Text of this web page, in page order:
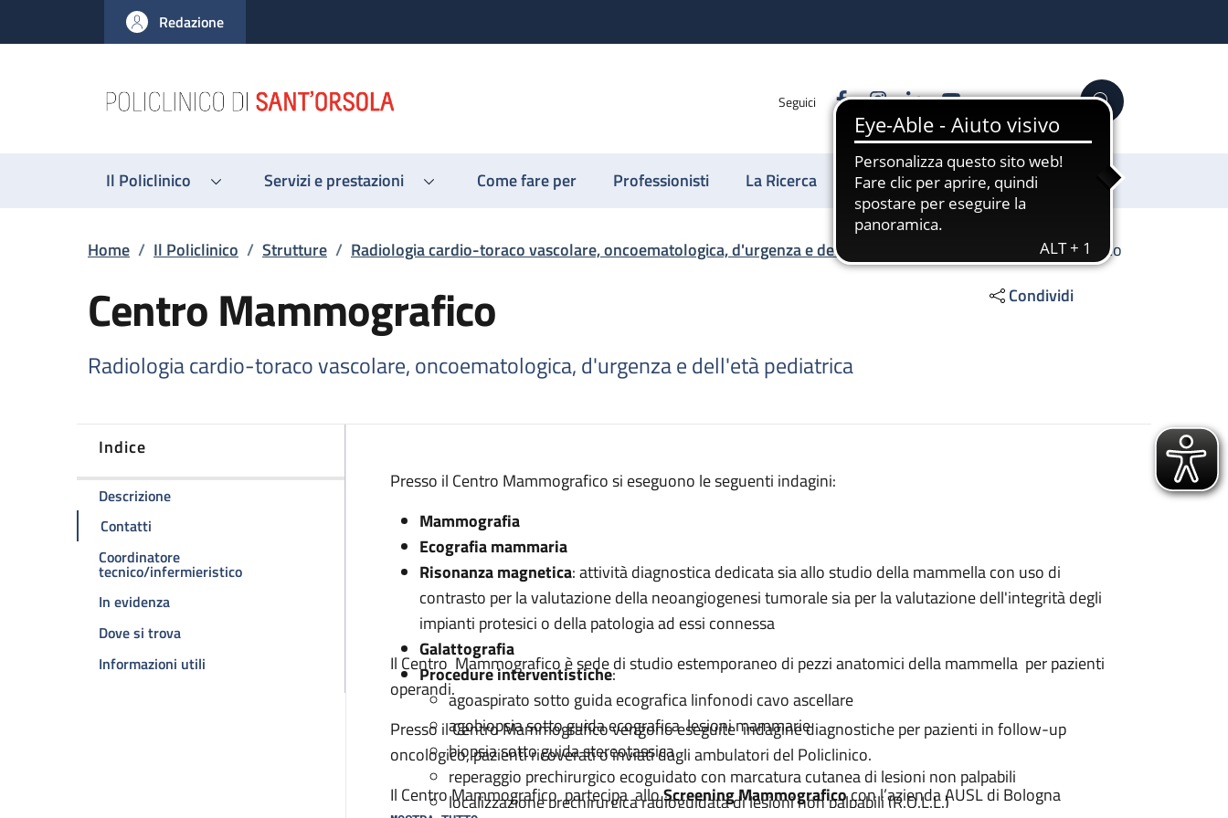
al contenuto principale
to footer content
Redazione
Seguici FacebookInstagram
LinkedinYouTube Cerca
Il Policlinico Servizi e prestazioni Come fare per Professionisti La Ricerca Sostienici
Briciole di pane
Home / Il Policlinico / Strutture / Radiologia cardio-toraco vascolare, oncoematologica, d'urgenza e dell'età pediatrica Centro Mammografico
Centro Mammografico
Radiologia cardio-toraco vascolare, oncoematologica, d'urgenza e dell'età pediatrica
Condividi
Indice
Descrizionedella pagina Centro Mammografico
Contatti
Coordinatore
tecnico/infermieristicodella pagina Centro Mammografico
In evidenzadella pagina Centro Mammografico
Dove si trovadella pagina Centro Mammografico
Informazioni utili della pagina Centro Mammografico
Descrizione
Presso il Centro Mammografico si eseguono le seguenti indagini:
Mammografia
Ecografia mammaria
Risonanza magnetica: attività diagnostica dedicata sia allo studio della mammella con uso di
contrasto per la valutazione della neoangiogenesi tumorale sia per la valutazione dell'integrità degli
impianti protesici o della patologia ad essi connessa
Galattografia
Procedure interventistiche:
agoaspirato sotto guida ecografica linfonodi cavo ascellare
agobiopsia sotto guida ecografica lesioni mammarie
biopsia sotto guida stereotassica
reperaggio prechirurgico ecoguidato con marcatura cutanea di lesioni non palpabili
localizzazione prechirurgica radioguidata di lesioni non palpabili (R.O.L.L.)
Il Centro Mammografico è sede di studio estemporaneo di pezzi anatomici della mammella per pazienti
operandi.
Presso il Centro Mammografico vengono eseguite indagine diagnostiche per pazienti in follow-up
oncologico, pazienti ricoverati o inviati dagli ambulatori del Policlinico.
Il Centro Mammografico partecipa alloScreening Mammograficocon l’azienda AUSL di Bologna